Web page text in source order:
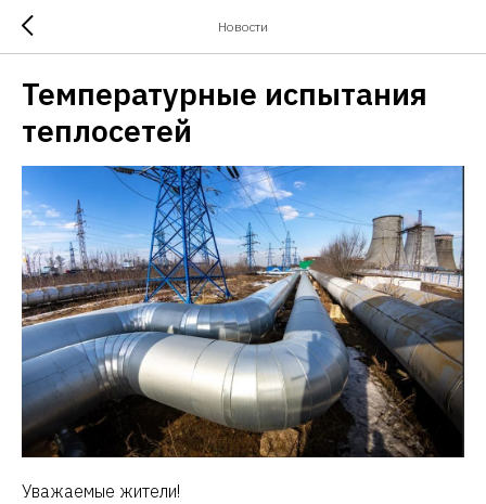
Новости
Температурные испытания
теплосетей
Уважаемые жители!